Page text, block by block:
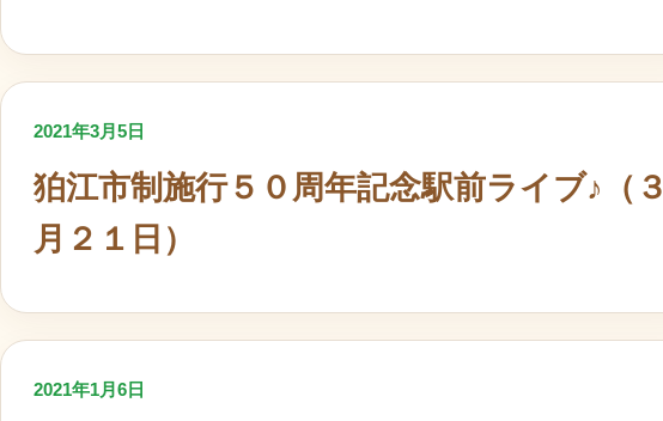
2021年3月5日
狛江市制施行５０周年記念駅前ライブ♪（３
月２１日）
2021年1月6日